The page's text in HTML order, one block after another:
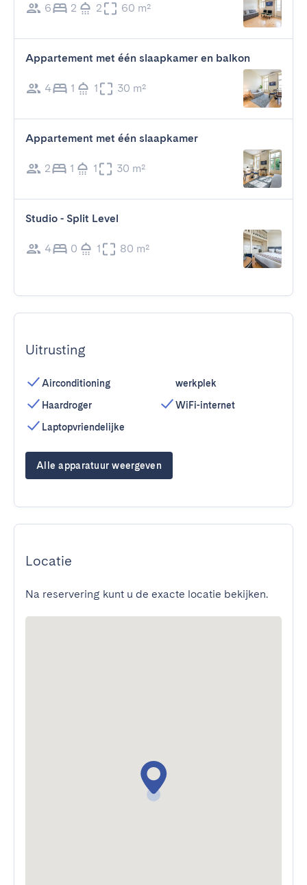
6 2 2 60 m²
Appartement met één slaapkamer en balkon
4 1 1 30 m²
Appartement met één slaapkamer
2 1 1 30 m²
Studio - Split Level
4 0 1 80 m²
Uitrusting
Airconditioning
Haardroger
Laptopvriendelijke
werkplek
WiFi-internet
Alle apparatuur weergeven
Locatie
Na reservering kunt u de exacte locatie bekijken.